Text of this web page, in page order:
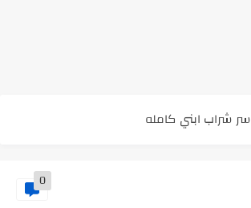
سر شراب ابني كامله
استعلم الآن عن نتيجة الثانوية العامة 2026 برقم الجلوس والاسم 0